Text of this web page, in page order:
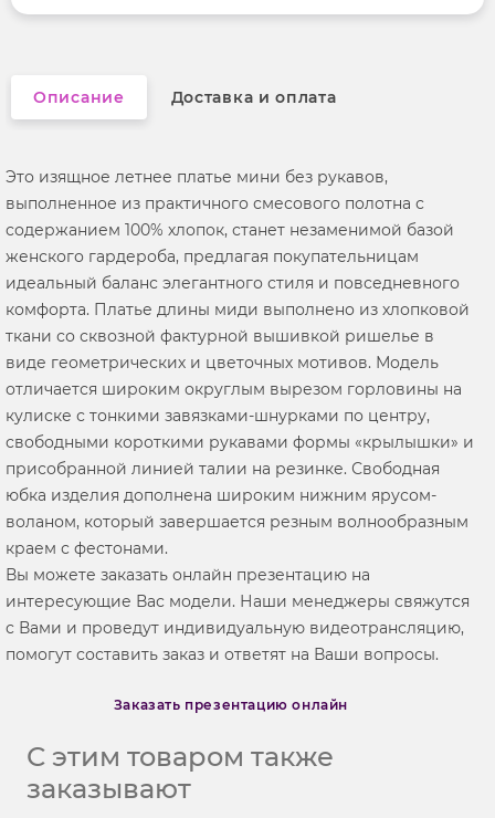
Вырез горловины капелька
Описание Доставка и оплата
Это изящное летнее платье мини без рукавов,
выполненное из практичного смесового полотна с
содержанием 100% хлопок, станет незаменимой базой
женского гардероба, предлагая покупательницам
идеальный баланс элегантного стиля и повседневного
комфорта. Платье длины миди выполнено из хлопковой
ткани со сквозной фактурной вышивкой ришелье в
виде геометрических и цветочных мотивов. Модель
отличается широким округлым вырезом горловины на
кулиске с тонкими завязками-шнурками по центру,
свободными короткими рукавами формы «крылышки» и
присобранной линией талии на резинке. Свободная
юбка изделия дополнена широким нижним ярусом-
воланом, который завершается резным волнообразным
краем с фестонами.
Вы можете заказать онлайн презентацию на
интересующие Вас модели. Наши менеджеры свяжутся
с Вами и проведут индивидуальную видеотрансляцию,
помогут составить заказ и ответят на Ваши вопросы.
Заказать презентацию онлайн
С этим товаром также
заказывают